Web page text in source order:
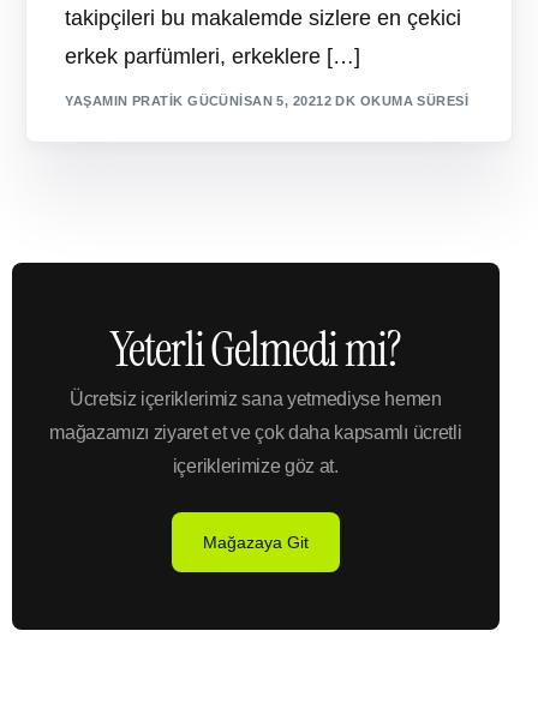
takipçileri bu makalemde sizlere en çekici
erkek parfümleri, erkeklere […]
YAŞAMIN PRATIK GÜCÜNISAN 5, 20212 DK OKUMA SÜRESI
Yeterli Gelmedi mi?
Ücretsiz içeriklerimiz sana yetmediyse hemen
mağazamızı ziyaret et ve çok daha kapsamlı ücretli
içeriklerimize göz at.
Mağazaya Git